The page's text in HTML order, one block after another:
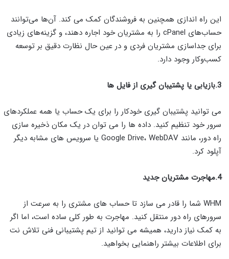
این راه اندازی همچنین به فروشندگان کمک می کند. آن‌ها می‌توانند
حساب‌های cPanel را به مشتریان خود اجاره دهند، و گزینه‌های زیادی
برای جداسازی مشتریان فردی و در عین حال نظارت دقیق بر توسعه
کسب‌وکار وجود دارد.
3.بازیابی یا پشتیبان گیری از فایل ها
می توانید پشتیبان گیری خودکار را برای یک حساب یا همه عملکردهای
سرور خود تنظیم کنید. داده ها را می توان در یک مکان ذخیره سازی
راه دور، مانند Google Drive، WebDAV یا سرویس های مشابه دیگر
آپلود کرد.
4.مهاجرت مشتریان جدید
WHM شما را قادر می سازد تا حساب های مشتری را به سرعت از
سرورهای راه دور منتقل کنید. مهاجرت به طور کلی ساده است، اما اگر
به کمک نیاز دارید، همیشه می توانید از تیم پشتیبانی فنی تلاش نت
برای اطلاعات بیشتر راهنمایی بخواهید.